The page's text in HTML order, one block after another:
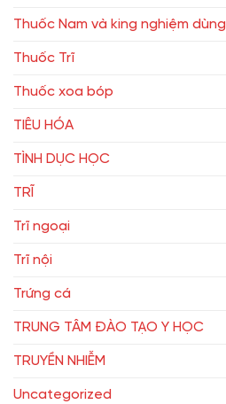
Thuốc Nam và king nghiệm dùng
Thuốc Trĩ
Thuốc xoa bóp
TIÊU HÓA
TÌNH DỤC HỌC
TRĨ
Trĩ ngoại
Trĩ nội
Trứng cá
TRUNG TÂM ĐÀO TẠO Y HỌC
TRUYỀN NHIỄM
Uncategorized